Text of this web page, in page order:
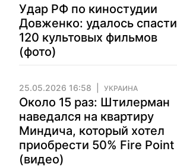
Удар РФ по киностудии
Довженко: удалось спасти
120 культовых фильмов
(фото)
25.05.2026 16:58 УКРАИНА
Около 15 раз: Штилерман
наведался на квартиру
Миндича, который хотел
приобрести 50% Fire Point
(видео)